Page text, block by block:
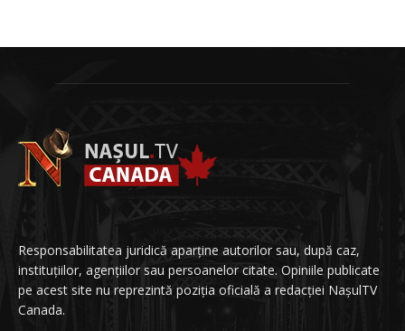
Responsabilitatea juridică aparține autorilor sau, după caz,
instituțiilor, agențiilor sau persoanelor citate. Opiniile publicate
pe acest site nu reprezintă poziția oficială a redacției NașulTV
Canada.